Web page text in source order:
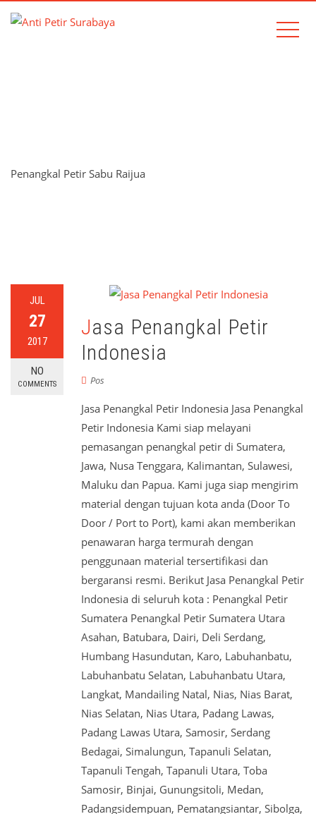
Penangkal Petir Sabu Raijua
JUL
27
2017
NO
COMMENTS
Jasa Penangkal Petir
Indonesia
Pos
Jasa Penangkal Petir Indonesia Jasa Penangkal
Petir Indonesia Kami siap melayani
pemasangan penangkal petir di Sumatera,
Jawa, Nusa Tenggara, Kalimantan, Sulawesi,
Maluku dan Papua. Kami juga siap mengirim
material dengan tujuan kota anda (Door To
Door / Port to Port), kami akan memberikan
penawaran harga termurah dengan
penggunaan material tersertifikasi dan
bergaransi resmi. Berikut Jasa Penangkal Petir
Indonesia di seluruh kota : Penangkal Petir
Sumatera Penangkal Petir Sumatera Utara
Asahan, Batubara, Dairi, Deli Serdang,
Humbang Hasundutan, Karo, Labuhanbatu,
Labuhanbatu Selatan, Labuhanbatu Utara,
Langkat, Mandailing Natal, Nias, Nias Barat,
Nias Selatan, Nias Utara, Padang Lawas,
Padang Lawas Utara, Samosir, Serdang
Bedagai, Simalungun, Tapanuli Selatan,
Tapanuli Tengah, Tapanuli Utara, Toba
Samosir, Binjai, Gunungsitoli, Medan,
Padangsidempuan, Pematangsiantar, Sibolga,